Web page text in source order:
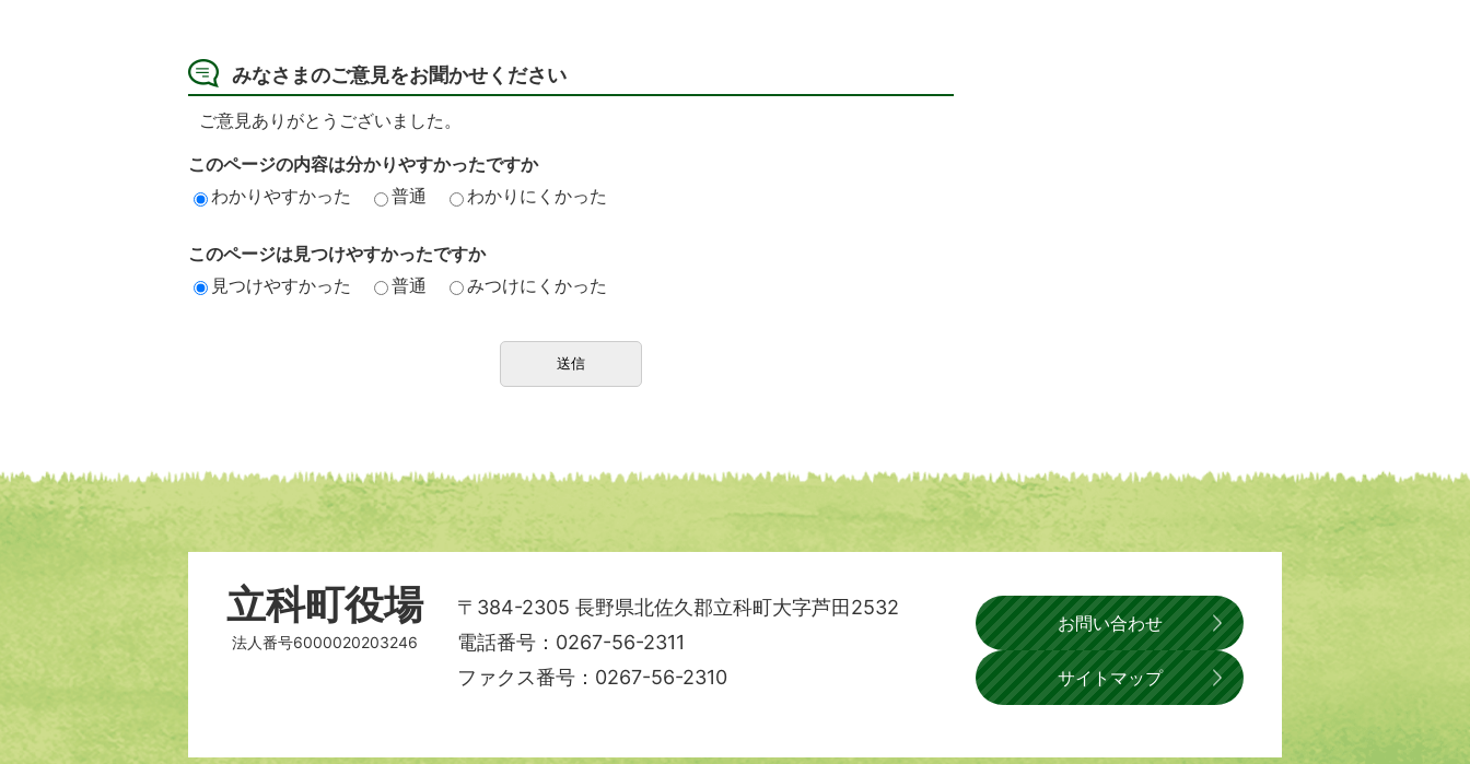
みなさまのご意見をお聞かせください
ご意見ありがとうございました。
このページの内容は分かりやすかったですか
わかりやすかった
普通 わかりにくかった
このページは見つけやすかったですか
見つけやすかった
普通 みつけにくかった
立科町役場
法人番号6000020203246
〒384-2305 長野県北佐久郡立科町大字芦田2532
電話番号：0267-56-2311
ファクス番号：0267-56-2310
お問い合わせ
サイトマップ